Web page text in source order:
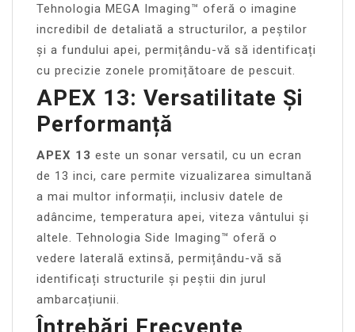
Tehnologia MEGA Imaging™ oferă o imagine
incredibil de detaliată a structurilor, a peștilor
și a fundului apei, permițându-vă să identificați
cu precizie zonele promițătoare de pescuit.
APEX 13: Versatilitate Și
Performanță
APEX 13 este un sonar versatil, cu un ecran
de 13 inci, care permite vizualizarea simultană
a mai multor informații, inclusiv datele de
adâncime, temperatura apei, viteza vântului și
altele. Tehnologia Side Imaging™ oferă o
vedere laterală extinsă, permițându-vă să
identificați structurile și peștii din jurul
ambarcațiunii.
Întrebări Frecvente